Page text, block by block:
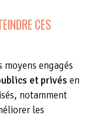
CES
moyens engagés
et privés en
notamment
les